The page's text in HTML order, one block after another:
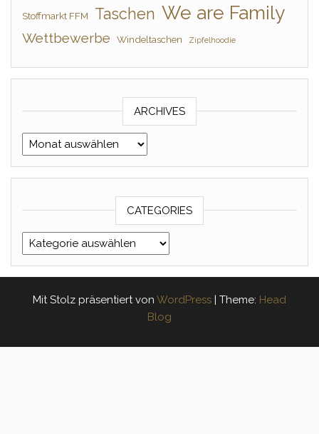
Stoffmarkt FFM Taschen We are Family
Wettbewerbe Windeltaschen Zipfelhoodie
ARCHIVES
Archives
CATEGORIES
Categories
Mit Stolz präsentiert von WordPress | Theme: Head
Blog